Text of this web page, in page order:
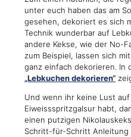
unter euch haben das am
gesehen, dekoriert es sich
Technik wunderbar auf
andere Kekse, wie der No-
zum Beispiel, lassen sich
ganz einfach dekorieren. In
„Lebkuchen dekorieren“
Und wenn ihr keine Lust
Eiweissspritzgalsur habt,
einen putzigen
Schritt-für-Schritt